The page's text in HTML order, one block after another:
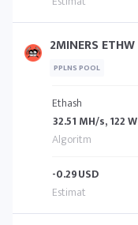
2MINERS ETHW
PPLNS POOL
Ethash
32.51 MH/s, 122 W
-0.29USD